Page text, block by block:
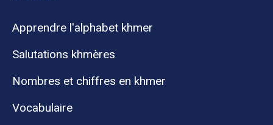
Apprendre l'alphabet khmer
Salutations khmères
Nombres et chiffres en khmer
Vocabulaire